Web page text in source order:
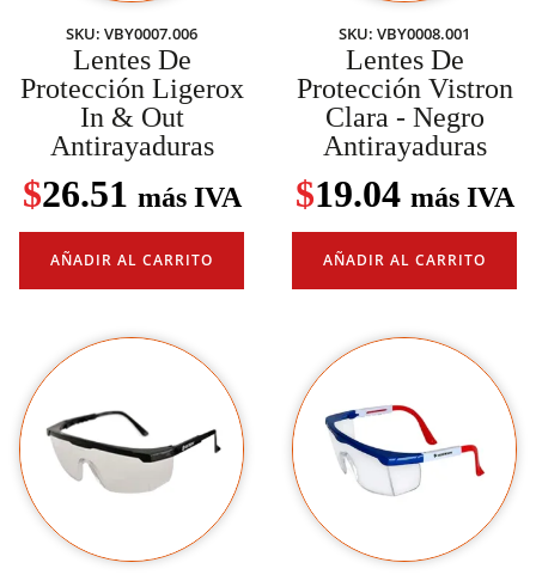
SKU: VBY0007.006
Lentes De
Protección Ligerox
In & Out
Antirayaduras
$26.51 más IVA
AÑADIR AL CARRITO
SKU: VBY0008.001
Lentes De
Protección Vistron
Clara - Negro
Antirayaduras
$19.04 más IVA
AÑADIR AL CARRITO